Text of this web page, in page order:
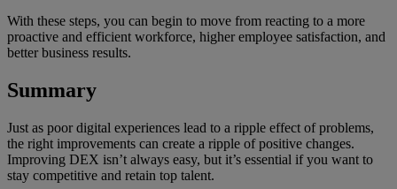
With these steps, you can begin to move from reacting to a more
proactive and efficient workforce, higher employee satisfaction, and
better business results.
Summary
Just as poor digital experiences lead to a ripple effect of problems,
the right improvements can create a ripple of positive changes.
Improving DEX isn’t always easy, but it’s essential if you want to
stay competitive and retain top talent.